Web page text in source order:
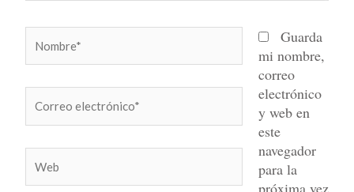
electrónico*
Guarda
mi nombre,
correo
electrónico
y web en
este
navegador
para la
próxima vez